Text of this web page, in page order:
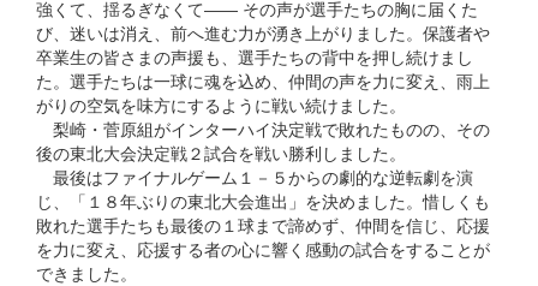
強くて、揺るぎなくて―― その声が選手たちの胸に届くた
び、迷いは消え、前へ進む力が湧き上がりました。保護者や
卒業生の皆さまの声援も、選手たちの背中を押し続けまし
た。選手たちは一球に魂を込め、仲間の声を力に変え、雨上
がりの空気を味方にするように戦い続けました。
梨崎・菅原組がインターハイ決定戦で敗れたものの、その
後の東北大会決定戦２試合を戦い勝利しました。
最後はファイナルゲーム１－５からの劇的な逆転劇を演
じ、「１８年ぶりの東北大会進出」を決めました。惜しくも
敗れた選手たちも最後の１球まで諦めず、仲間を信じ、応援
を力に変え、応援する者の心に響く感動の試合をすることが
できました。